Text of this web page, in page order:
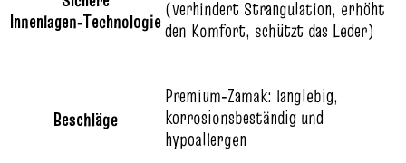
Innenlagen‑Technologie(verhindert Strangulation, erhöht
den Komfort, schützt das Leder)
Beschläge
Premium‑Zamak: langlebig,
korrosionsbeständig und
hypoallergen